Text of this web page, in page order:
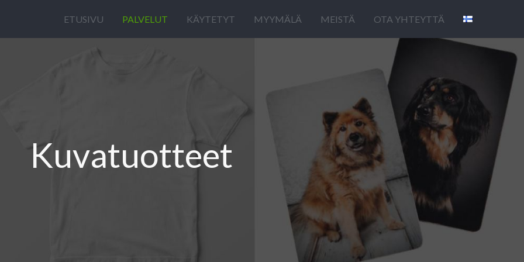
ETUSIVU PALVELUT KÄYTETYT MYYMÄLÄ MEISTÄ OTA YHTEYTTÄ
Kuvatuotteet